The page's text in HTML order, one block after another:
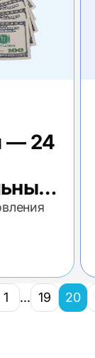
— 24
1 ... 19 20